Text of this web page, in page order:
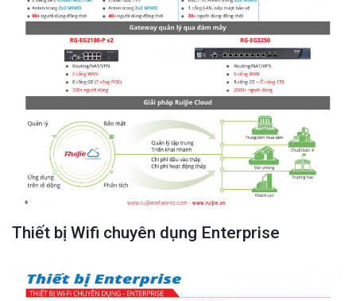
Thiết bị Wifi chuyên dụng Enterprise